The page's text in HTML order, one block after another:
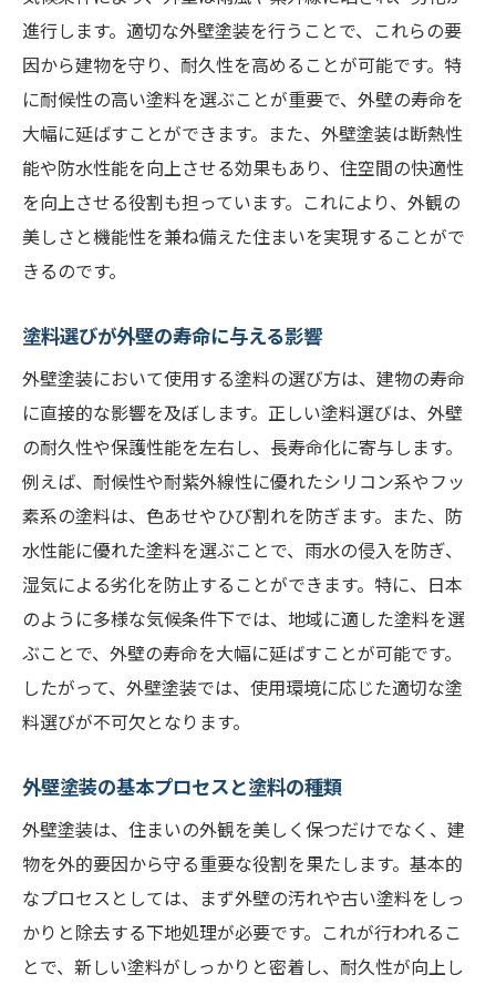
風雨に強い外壁塗装のための選択肢
地域別に見る塗料の適合性と耐用年数
外壁塗装の色選びで住まいの魅力を引き出す方
法
色の選び方で変わる住まいの印象
外壁塗装における色の心理効果
トレンドを押さえたカラーコーディネート
色褪せない外壁塗装の色選び
周囲の環境に溶け込む色とは
エコフレンドリーな塗料の選び方
最新技術を活かした塗料の特徴
流行を取り入れた外壁デザイン
高性能塗料で実現する省エネ効果
トレンドを押さえた塗料の選び方
持続可能な住まいづくりに最適な塗料
高性能塗料で外壁塗装のメンテナンスを軽減す
る秘訣
メンテナンスフリーを目指す塗料選び
高性能塗料がもたらす長期的なコスト削減
防汚効果の高い塗料の選び方
耐久性と美観を両立する塗料とは
プロが薦めるメンテナンス軽減のポイント
日々のお手入れを簡単にする塗料の特長
進行します。適切な外壁塗装を行うことで、これらの要
因から建物を守り、耐久性を高めることが可能です。特
に耐候性の高い塗料を選ぶことが重要で、外壁の寿命を
大幅に延ばすことができます。また、外壁塗装は断熱性
能や防水性能を向上させる効果もあり、住空間の快適性
を向上させる役割も担っています。これにより、外観の
美しさと機能性を兼ね備えた住まいを実現することがで
きるのです。
塗料選びが外壁の寿命に与える影響
外壁塗装において使用する塗料の選び方は、建物の寿命
に直接的な影響を及ぼします。正しい塗料選びは、外壁
の耐久性や保護性能を左右し、長寿命化に寄与します。
例えば、耐候性や耐紫外線性に優れたシリコン系やフッ
素系の塗料は、色あせやひび割れを防ぎます。また、防
水性能に優れた塗料を選ぶことで、雨水の侵入を防ぎ、
湿気による劣化を防止することができます。特に、日本
のように多様な気候条件下では、地域に適した塗料を選
ぶことで、外壁の寿命を大幅に延ばすことが可能です。
したがって、外壁塗装では、使用環境に応じた適切な塗
料選びが不可欠となります。
外壁塗装の基本プロセスと塗料の種類
外壁塗装は、住まいの外観を美しく保つだけでなく、建
物を外的要因から守る重要な役割を果たします。基本的
なプロセスとしては、まず外壁の汚れや古い塗料をしっ
かりと除去する下地処理が必要です。これが行われるこ
とで、新しい塗料がしっかりと密着し、耐久性が向上し